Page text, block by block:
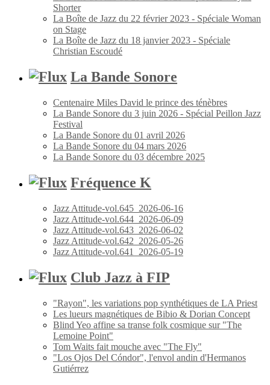
Shorter
La Boîte de Jazz du 22 février 2023 - Spéciale Woman
on Stage
La Boîte de Jazz du 18 janvier 2023 - Spéciale
Christian Escoudé
La Bande Sonore
Centenaire Miles David le prince des ténèbres
La Bande Sonore du 3 juin 2026 - Spécial Peillon Jazz
Festival
La Bande Sonore du 01 avril 2026
La Bande Sonore du 04 mars 2026
La Bande Sonore du 03 décembre 2025
Fréquence K
Jazz Attitude-vol.645_2026-06-16
Jazz Attitude-vol.644_2026-06-09
Jazz Attitude-vol.643_2026-06-02
Jazz Attitude-vol.642_2026-05-26
Jazz Attitude-vol.641_2026-05-19
Club Jazz à FIP
"Rayon", les variations pop synthétiques de LA Priest
Les lueurs magnétiques de Bibio & Dorian Concept
Blind Yeo affine sa transe folk cosmique sur "The
Lemoine Point"
Tom Waits fait mouche avec "The Fly"
"Los Ojos Del Cóndor", l'envol andin d'Hermanos
Gutiérrez